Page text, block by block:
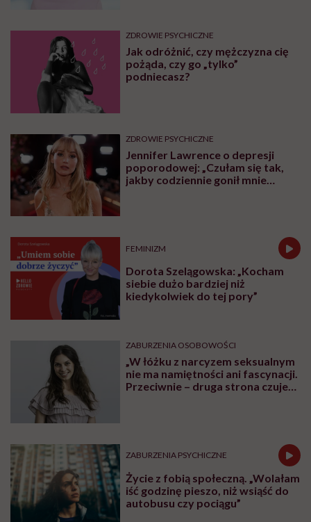
ZDROWIE PSYCHICZNE
Jak odróżnić, czy mężczyzna cię
pożąda, czy go „tylko”
podniecasz?
ZDROWIE PSYCHICZNE
Jennifer Lawrence o depresji
poporodowej: „Czułam się tak,
jakby codziennie gonił mnie
FEMINIZM
Dorota Szelągowska: „Kocham
siebie dużo bardziej niż
kiedykolwiek do tej pory”
ZABURZENIA OSOBOWOŚCI
„W łóżku z narcyzem seksualnym
nie ma namiętności ani fascynacji.
Przeciwnie – druga strona czuje
ZABURZENIA PSYCHICZNE
Życie z fobią społeczną. „Wolałam
iść godzinę pieszo, niż wsiąść do
autobusu czy pociągu”